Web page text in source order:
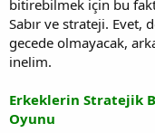
bitirebilmek için bu
Sabır ve strateji. Evet,
gecede olmayacak,
inelim.
Erkeklerin Stratejik
Oyunu